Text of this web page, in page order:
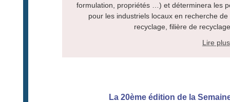
formulation, propriétés …) et déterminera les
pour les industriels locaux en recherche
recyclage, filière de
Lire plus
La 20ème édition de la